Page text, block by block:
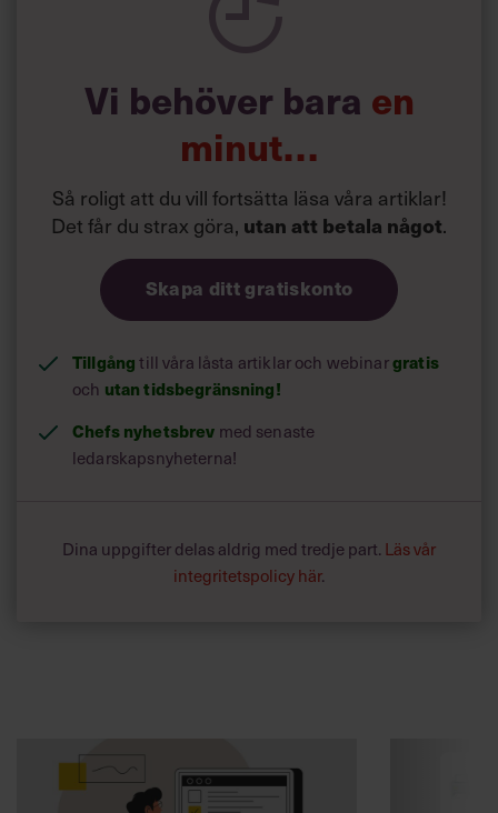
Vi behöver bara en
minut…
Så roligt att du vill fortsätta läsa våra artiklar!
Det får du strax göra, utan att betala något.
Skapa ditt gratiskonto
Tillgångtill våra låsta artiklar och webinargratis
och utan tidsbegränsning!
Chefs nyhetsbrev med senaste
ledarskapsnyheterna!
Dina uppgifter delas aldrig med tredje part. Läs vår
integritetspolicy här.